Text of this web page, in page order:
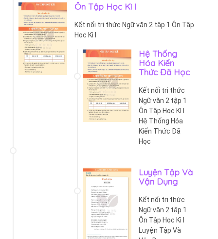
Ôn Tập Học Kì I
Kết nối tri thức Ngữ văn 2 tập 1 Ôn Tập
Học Kì I
Hệ Thống
Hóa Kiến
Thức Đã Học
Kết nối tri thức
Ngữ văn 2 tập 1
Ôn Tập Học Kì I
Hệ Thống Hóa
Kiến Thức Đã
Học
Luyện Tập Và
Vận Dụng
Kết nối tri thức
Ngữ văn 2 tập 1
Ôn Tập Học Kì I
Luyện Tập Và